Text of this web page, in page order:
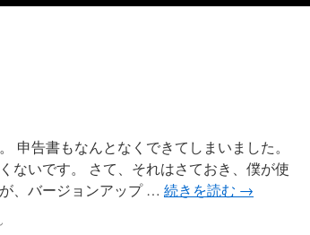
申告書もなんとなくできてしまいました。
ないです。 さて、それはさておき、僕が使
、バージョンアップ … 続きを読む →